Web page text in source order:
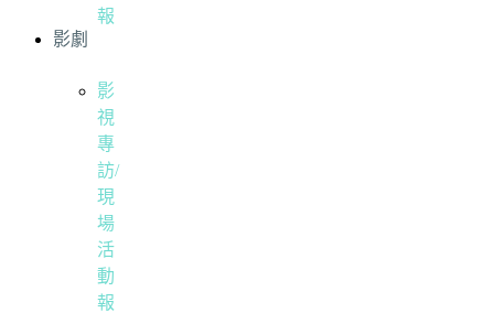
報
影劇
影
視
專
訪/
現
場
活
動
報